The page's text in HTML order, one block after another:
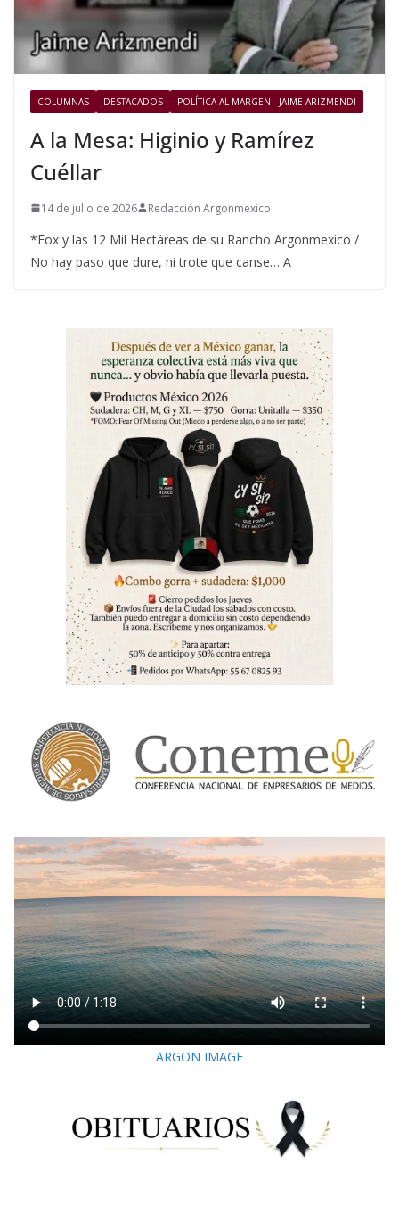
COLUMNAS DESTACADOS POLÍTICA AL MARGEN - JAIME ARIZMENDI
A la Mesa: Higinio y Ramírez
Cuéllar
14 de julio de 2026 Redacción Argonmexico
*Fox y las 12 Mil Hectáreas de su Rancho Argonmexico /
No hay paso que dure, ni trote que canse… A
ARGON IMAGE